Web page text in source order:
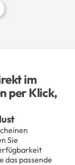
im
per Klick,
Sie
das passende